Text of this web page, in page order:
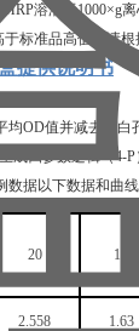
HRP溶液于1000×g
于标准品高值，请
提供说明书
均OD值并减去空白
成四参数逻辑（4-
据以下数据和曲
20 10
2.558 1.63